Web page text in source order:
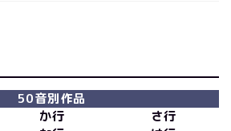
50音別作品
か行
さ行